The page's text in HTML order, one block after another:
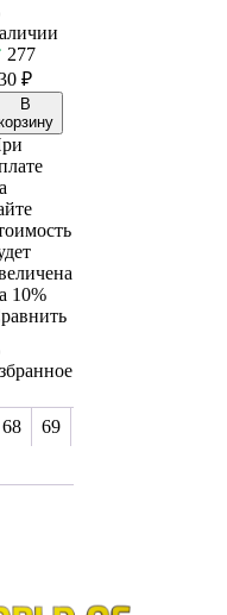
277
₽
В
10%
68
69